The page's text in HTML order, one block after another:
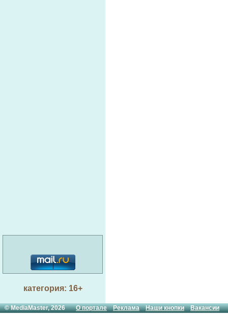
категория: 16+
© MediaMaster, 2026О портале Реклама Наши кнопки Вакансии